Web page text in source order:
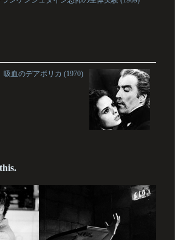
吸血のデアボリカ (1970)